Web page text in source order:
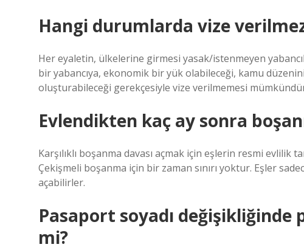
Hangi durumlarda vize
Her eyaletin, ülkelerine girmesi yasak/istenmeyen
bir yabancıya, ekonomik bir yük olabileceği, kamu
oluşturabileceği gerekçesiyle vize verilmemesi
Evlendikten kaç ay sonra
Karşılıklı boşanma davası açmak için eşlerin resmi
Çekişmeli boşanma için bir zaman sınırı yoktur. Eşler
açabilirler.
Pasaport soyadı
mi?